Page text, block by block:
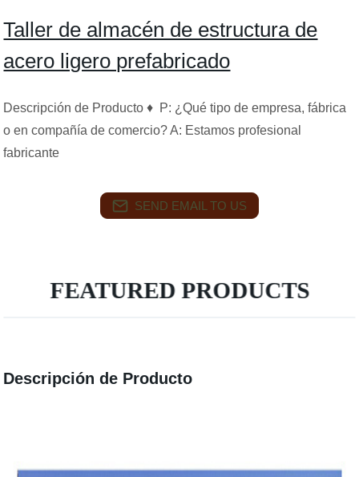
Taller de almacén de estructura de
acero ligero prefabricado
Descripción de Producto ♦ P: ¿Qué tipo de empresa, fábrica
o en compañía de comercio? A: Estamos profesional
fabricante
SEND EMAIL TO US
FEATURED PRODUCTS
Descripción de Producto